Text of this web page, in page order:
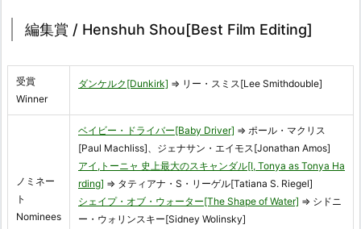
編集賞 / Henshuh Shou[Best Film Editing]
受賞
Winner
ダンケルク[Dunkirk] ⇒ リー・スミス[Lee Smithdouble]
ノミネー
ト
Nominees
ベイビー・ドライバー[Baby Driver] ⇒ ポール・マクリス
[Paul Machliss]、ジェナサン・エイモス[Jonathan Amos]
アイ,トーニャ 史上最大のスキャンダル[I, Tonya as Tonya Ha
rding] ⇒ タティアナ・S・リーゲル[Tatiana S. Riegel]
シェイプ・オブ・ウォーター[The Shape of Water] ⇒ シドニ
ー・ウォリンスキー[Sidney Wolinsky]